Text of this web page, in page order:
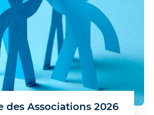
des Associations 2026